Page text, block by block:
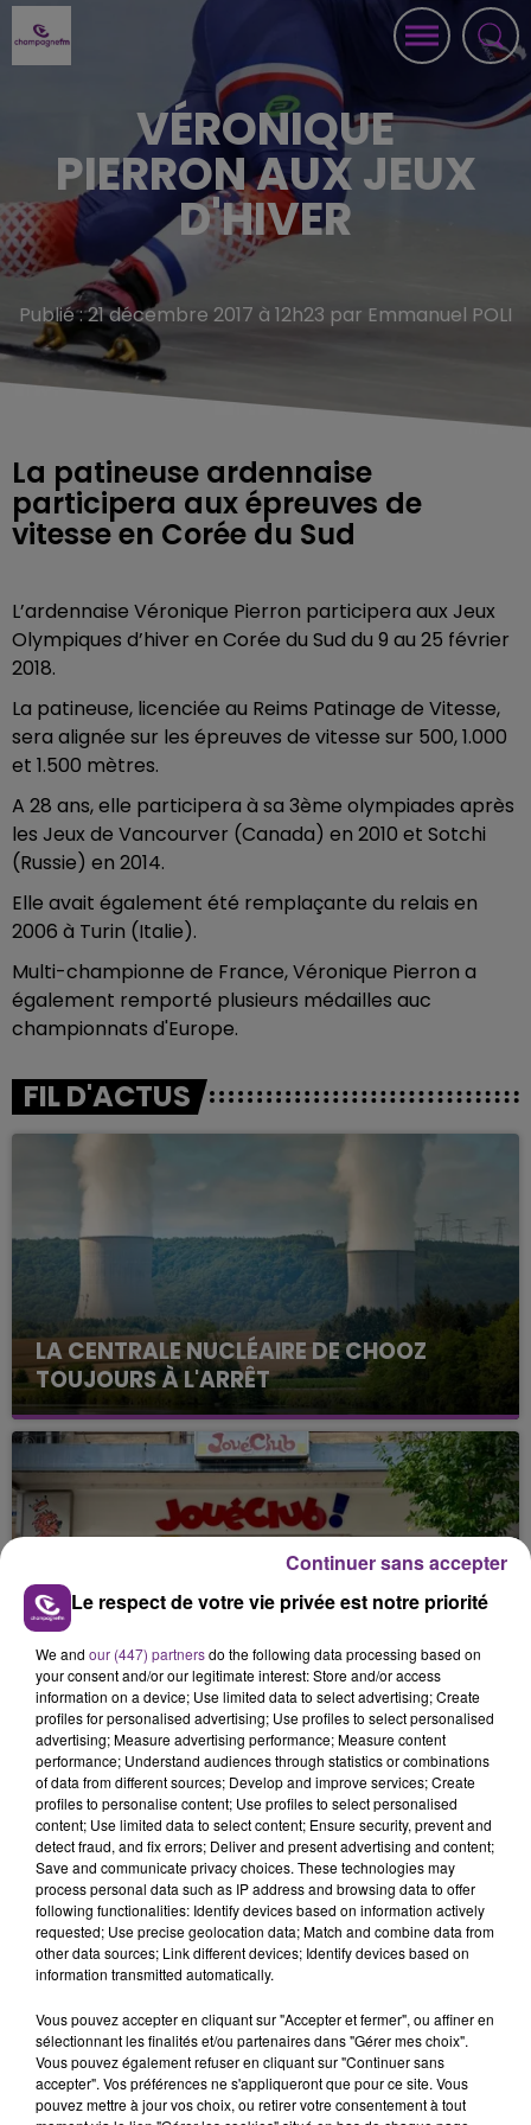
VÉRONIQUE
PIERRON AUX JEUX
D'HIVER
Publié : 21 décembre 2017 à 12h23 par Emmanuel POLI
La patineuse ardennaise
participera aux épreuves de
vitesse en Corée du Sud
L’ardennaise Véronique Pierron participera aux Jeux
Olympiques d’hiver en Corée du Sud du 9 au 25 février
2018.
La patineuse, licenciée au Reims Patinage de Vitesse,
sera alignée sur les épreuves de vitesse sur 500, 1.000
et 1.500 mètres.
A 28 ans, elle participera à sa 3ème olympiades après
les Jeux de Vancourver (Canada) en 2010 et Sotchi
(Russie) en 2014.
Elle avait également été remplaçante du relais en
2006 à Turin (Italie).
Multi-championne de France, Véronique Pierron a
également remporté plusieurs médailles auc
championnats d'Europe.
FIL D'ACTUS
LA CENTRALE NUCLÉAIRE DE CHOOZ
TOUJOURS À L'ARRÊT
Cela fait déjà une semaine que la centrale
nucléaire ardennaise est à l'arrêt. Une situation
justifiée par la sécheresse intense qui est toujours
présente.
LE MAGASIN JOUÉCLUB DE REIMS FERME
SES PORTES
C'était l'une des institutions du centre-ville
rémois. Le magasin JouéClub est contraint de
fermer ses portes.
TITRES DIFFUSÉS
4h51
4h51
KYO
Dernière Danse
4h47
4h47
BENSON BOONE
The Time Of My Life
Le respect de votre vie privée est notre priorité
We and our (447) partnersdo the following data processing based on
your consent and/or our legitimate interest: Store and/or access
information on a device; Use limited data to select advertising; Create
profiles for personalised advertising; Use profiles to select personalised
advertising; Measure advertising performance; Measure content
performance; Understand audiences through statistics or combinations
of data from different sources; Develop and improve services; Create
profiles to personalise content; Use profiles to select personalised
content; Use limited data to select content; Ensure security, prevent and
detect fraud, and fix errors; Deliver and present advertising and content;
Save and communicate privacy choices. These technologies may
process personal data such as IP address and browsing data to offer
following functionalities: Identify devices based on information actively
requested; Use precise geolocation data; Match and combine data from
other data sources; Link different devices; Identify devices based on
information transmitted automatically.
Vous pouvez accepter en cliquant sur "Accepter et fermer", ou affiner en
sélectionnant les finalités et/ou partenaires dans "Gérer mes choix".
Vous pouvez également refuser en cliquant sur "Continuer sans
accepter". Vos préférences ne s'appliqueront que pour ce site. Vous
pouvez mettre à jour vos choix, ou retirer votre consentement à tout
Continuer sans accepter